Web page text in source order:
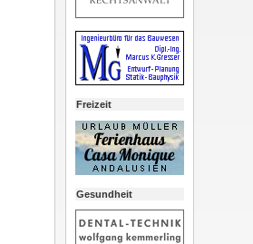
Freizeit
Gesundheit